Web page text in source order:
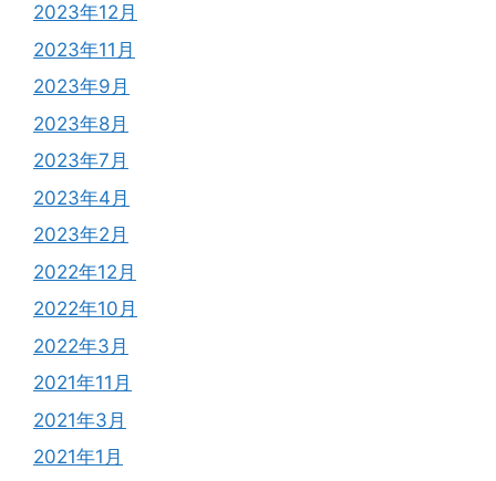
2023年12月
2023年11月
2023年9月
2023年8月
2023年7月
2023年4月
2023年2月
2022年12月
2022年10月
2022年3月
2021年11月
2021年3月
2021年1月